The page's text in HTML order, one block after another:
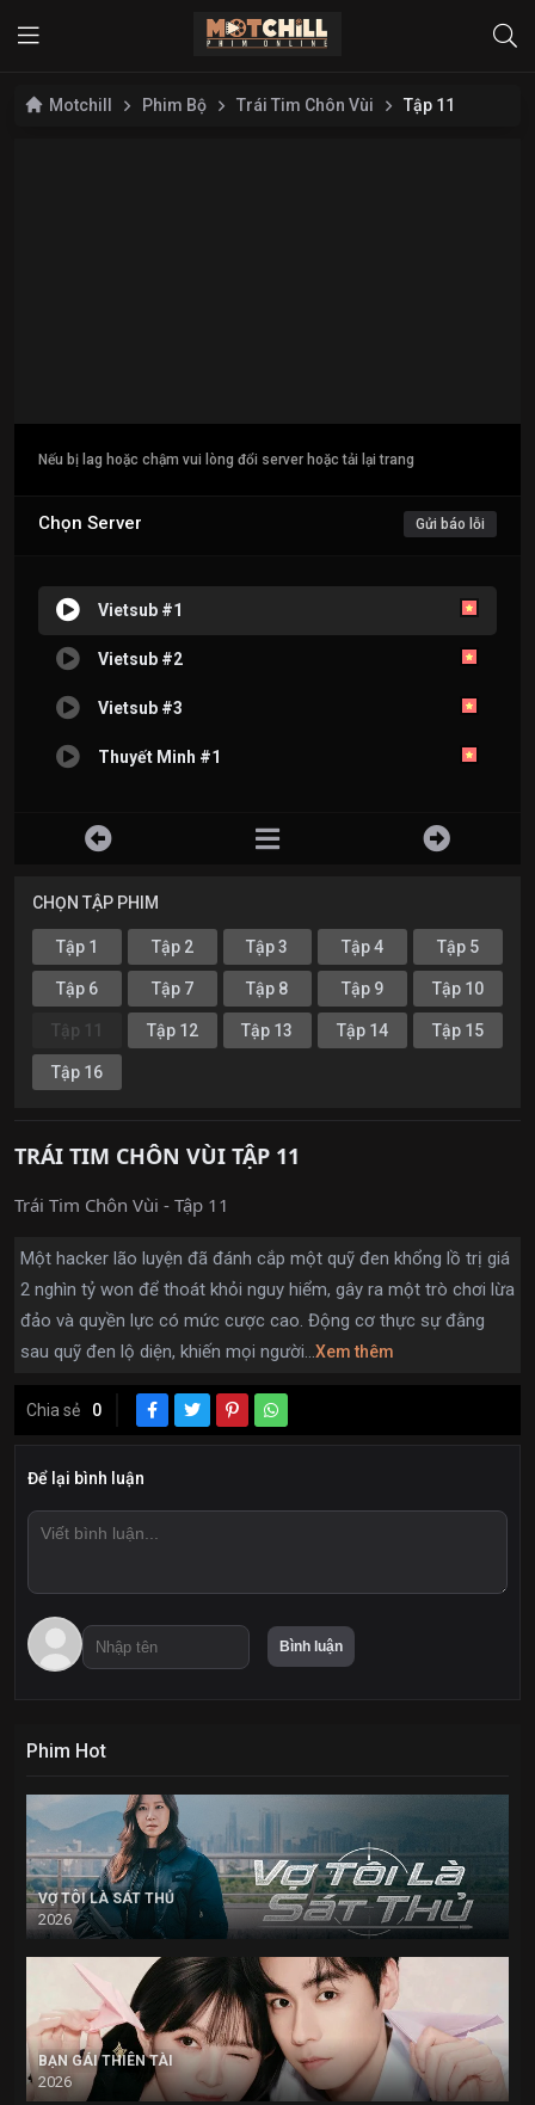
Motchill Phim Bộ Trái Tim Chôn Vùi Tập 11
Nếu bị lag hoặc chậm vui lòng đổi server hoặc tải lại trang
Chọn Server Gửi báo lỗi
Vietsub #1
Vietsub #2
Vietsub #3
Thuyết Minh #1
CHỌN TẬP PHIM
Tập 1 Tập 2 Tập 3 Tập 4 Tập 5
Tập 6 Tập 7 Tập 8 Tập 9 Tập 10
Tập 11 Tập 12 Tập 13 Tập 14 Tập 15
Tập 16
TRÁI TIM CHÔN VÙI TẬP 11
Trái Tim Chôn Vùi - Tập 11
Một hacker lão luyện đã đánh cắp một quỹ đen khổng lồ trị giá
2 nghìn tỷ won để thoát khỏi nguy hiểm, gây ra một trò chơi lừa
đảo và quyền lực có mức cược cao. Động cơ thực sự đằng
sau quỹ đen lộ diện, khiến mọi người...Xem thêm
Chia sẻ 0
Để lại bình luận
Phim Hot
VỢ TÔI LÀ SÁT THỦ
2026
BẠN GÁI THIÊN TÀI
2026